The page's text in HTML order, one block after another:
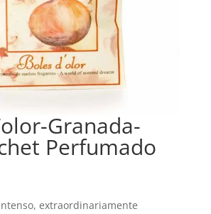
Granada-
Perfumado
extraordinariamente